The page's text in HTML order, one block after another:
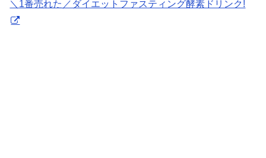
＼1番売れた／ダイエットファスティング酵素ドリンク!